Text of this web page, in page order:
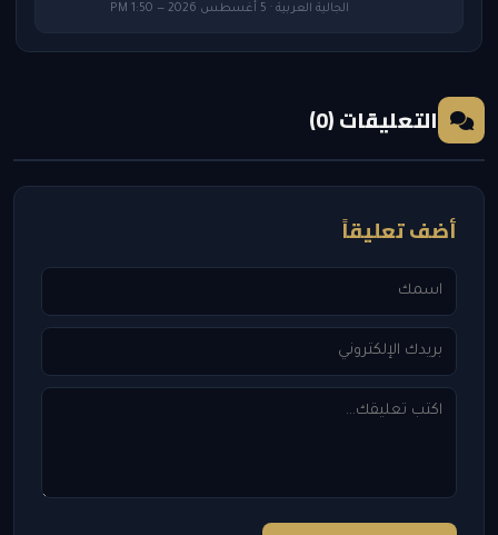
الجالية العربية · 5 أغسطس 2026 — 1:50 PM
التعليقات (0)
أضف تعليقاً